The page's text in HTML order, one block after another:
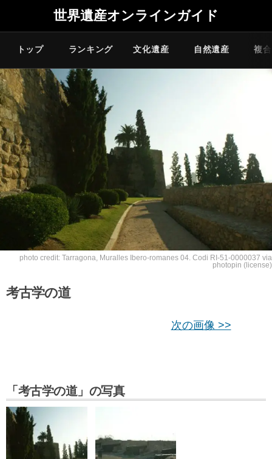
世界遺産オンラインガイド
トップ ランキング 文化遺産 自然遺産 複
photo credit: Tarragona, Muralles Ibero-romanes 04. Codi RI-51-0000037 via
photopin (license)
考古学の道
次の画像 >>
「考古学の道」の写真